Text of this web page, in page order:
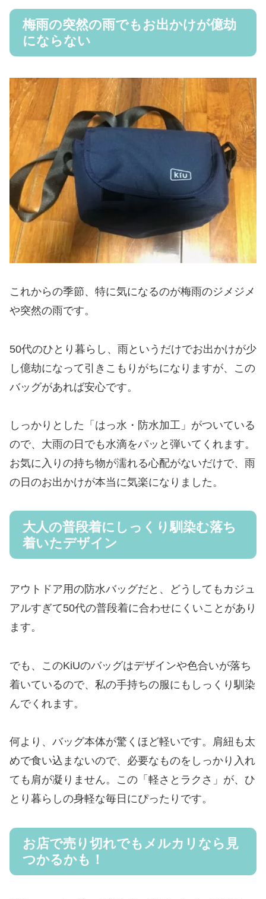
梅雨の突然の雨でもお出かけが億劫
にならない
これからの季節、特に気になるのが梅雨のジメジメ
や突然の雨です。
50代のひとり暮らし、雨というだけでお出かけが少
し億劫になって引きこもりがちになりますが、この
バッグがあれば安心です。
しっかりとした「はっ水・防水加工」がついている
ので、大雨の日でも水滴をパッと弾いてくれます。
お気に入りの持ち物が濡れる心配がないだけで、雨
の日のお出かけが本当に気楽になりました。
大人の普段着にしっくり馴染む落ち
着いたデザイン
アウトドア用の防水バッグだと、どうしてもカジュ
アルすぎて50代の普段着に合わせにくいことがあり
ます。
でも、このKiUのバッグはデザインや色合いが落ち
着いているので、私の手持ちの服にもしっくり馴染
んでくれます。
何より、バッグ本体が驚くほど軽いです。肩紐も太
めで食い込まないので、必要なものをしっかり入れ
ても肩が凝りません。この「軽さとラクさ」が、ひ
とり暮らしの身軽な毎日にぴったりです。
お店で売り切れでもメルカリなら見
つかるかも！